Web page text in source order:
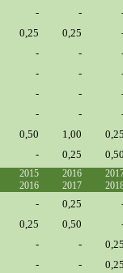
- -
0,25 0,25
- -
- -
- -
- -
0,50 1,00
- 0,25
2015
2016
2016
2017
- 0,25
0,25 0,50
- -
- -